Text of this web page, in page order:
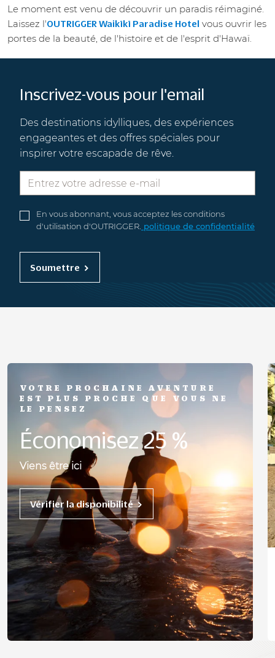
Le moment est venu de découvrir un paradis réimaginé.
Laissez l'OUTRIGGER Waikīkī Paradise Hotel vous ouvrir les
portes de la beauté, de l'histoire et de l'esprit d'Hawaï.
Inscrivez-vous pour l'email
Des destinations idylliques, des expériences
engageantes et des offres spéciales pour
inspirer votre escapade de rêve.
En vous abonnant, vous acceptez les conditions
d'utilisation d'OUTRIGGER. politique de confidentialité
Soumettre
VOTRE PROCHAINE AVENTURE
EST PLUS PROCHE QUE VOUS NE
LE PENSEZ
Économisez 25 %
Viens être ici
Vérifier la disponibilité